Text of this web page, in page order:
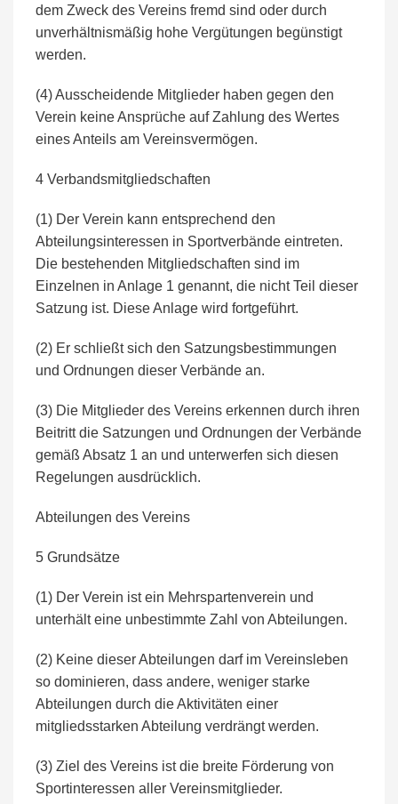
dem Zweck des Vereins fremd sind oder durch
unverhältnismäßig hohe Vergütungen begünstigt
werden.
(4) Ausscheidende Mitglieder haben gegen den
Verein keine Ansprüche auf Zahlung des Wertes
eines Anteils am Vereinsvermögen.
4 Verbandsmitgliedschaften
(1) Der Verein kann entsprechend den
Abteilungsinteressen in Sportverbände eintreten.
Die bestehenden Mitgliedschaften sind im
Einzelnen in Anlage 1 genannt, die nicht Teil dieser
Satzung ist. Diese Anlage wird fortgeführt.
(2) Er schließt sich den Satzungsbestimmungen
und Ordnungen dieser Verbände an.
(3) Die Mitglieder des Vereins erkennen durch ihren
Beitritt die Satzungen und Ordnungen der Verbände
gemäß Absatz 1 an und unterwerfen sich diesen
Regelungen ausdrücklich.
Abteilungen des Vereins
5 Grundsätze
(1) Der Verein ist ein Mehrspartenverein und
unterhält eine unbestimmte Zahl von Abteilungen.
(2) Keine dieser Abteilungen darf im Vereinsleben
so dominieren, dass andere, weniger starke
Abteilungen durch die Aktivitäten einer
mitgliedsstarken Abteilung verdrängt werden.
(3) Ziel des Vereins ist die breite Förderung von
Sportinteressen aller Vereinsmitglieder.